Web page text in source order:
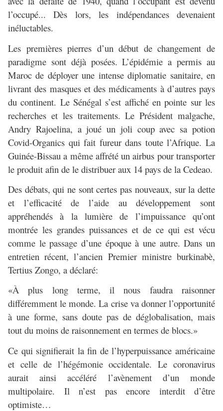
l’occupé... Dès lors, les indépendances devenaient
inéluctables.
Les premières pierres d’un début de changement de
paradigme sont déjà posées. L’épidémie a permis au
Maroc de déployer une intense diplomatie sanitaire, en
livrant des masques et des médicaments à d’autres pays
du continent. Le Sénégal s’est affiché en pointe sur les
recherches et les traitements. Le Président malgache,
Andry Rajoelina, a joué un joli coup avec sa potion
Covid-Organics qui fait fureur dans toute l’Afrique. La
Guinée-Bissau a même affrété un airbus pour transporter
le produit afin de le distribuer aux 14 pays de la Cedeao.
Des débats, qui ne sont certes pas nouveaux, sur la dette
et l’efficacité de l’aide au développement sont
appréhendés à la lumière de l’impuissance qu’ont
montrée les grandes puissances et de ce qui est vécu
comme le passage d’une époque à une autre. Dans un
entretien récent, l’ancien Premier ministre burkinabè,
Tertius Zongo, a déclaré:
«À plus long terme, il nous faudra raisonner
différemment le monde. La crise va donner l’opportunité
à une forme, sans doute pas de déglobalisation, mais
tout du moins de raisonnement en termes de blocs.»
Ce qui signifierait la fin de l’hyperpuissance américaine
et celle de l’hégémonie occidentale. Le coronavirus
aurait ainsi accéléré l’avènement d’un monde
multipolaire. Il n’est pas encore interdit d’être
optimiste…